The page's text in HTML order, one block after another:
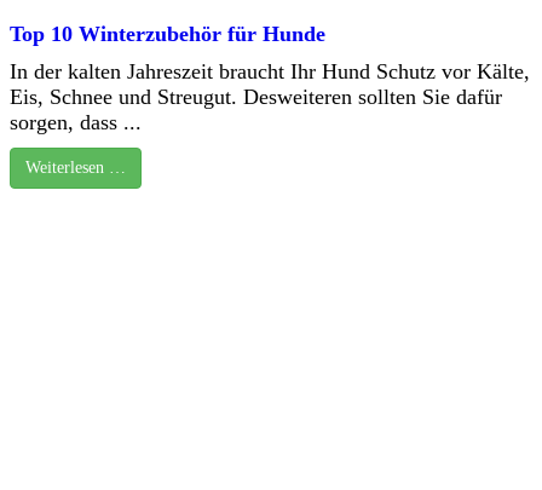
Top 10 Winterzubehör für Hunde
In der kalten Jahreszeit braucht Ihr Hund Schutz vor Kälte,
Eis, Schnee und Streugut. Desweiteren sollten Sie dafür
sorgen, dass ...
Weiterlesen …